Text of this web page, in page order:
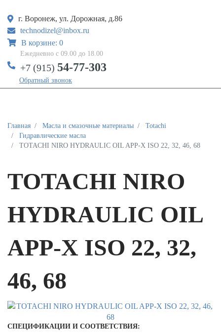
г. Воронеж, ул. Дорожная, д.86
technodizel@inbox.ru
В корзине: 0
Ежедневно с 09.00 до 18.00
+7 (915) 54-77-303
Обратный звонок
Главная Масла и смазочные материалы
Totachi
Гидравлические масла
TOTACHI NIRO HYDRAULIC OIL APP-X ISO 22, 32, 46, 68
TOTACHI NIRO
HYDRAULIC OIL
APP-X ISO 22, 32,
46, 68
СПЕЦИФИКАЦИИ И СООТВЕТСТВИЯ: